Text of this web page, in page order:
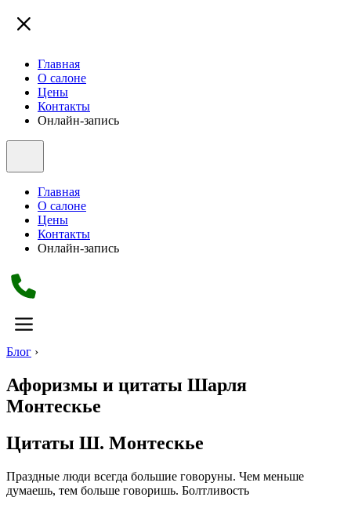
Главная
О салоне
Цены
Контакты
Онлайн-запись
Главная
О салоне
Цены
Контакты
Онлайн-запись
Блог ›
Афоризмы и цитаты Шарля
Монтескье
Цитаты Ш. Монтескье
Праздные люди всегда большие говоруны. Чем меньше
думаешь, тем больше говоришь. Болтливость